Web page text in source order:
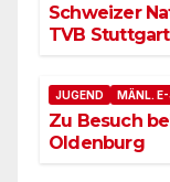
Schweizer
TVB
JUGEND MÄNL.
Zu Besuch
Oldenburg